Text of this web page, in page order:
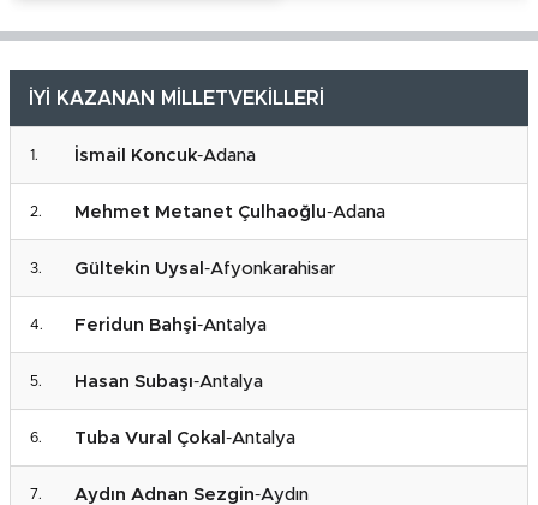
İYİ KAZANAN MİLLETVEKİLLERİ
İsmail Koncuk-Adana
Mehmet Metanet Çulhaoğlu-Adana
Gültekin Uysal -Afyonkarahisar
Feridun Bahşi-Antalya
Hasan Subaşı-Antalya
Tuba Vural Çokal -Antalya
Aydın Adnan Sezgin-Aydın